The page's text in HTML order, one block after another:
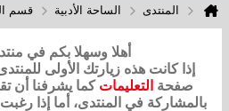
المنتدى الساحة الأدبية قسم
أهلا وسهلا بكم في
إذا كانت هذه زيارتك الأولى
صفحة التعليمات كما يشرفنا أن
بالمشاركة في المنتدى، أما إذا